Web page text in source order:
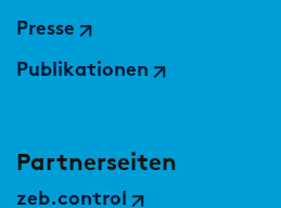
Presse
Publikationen
Partnerseiten
zeb.control